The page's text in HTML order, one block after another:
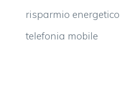
risparmio energetico
telefonia mobile